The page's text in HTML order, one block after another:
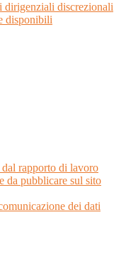
dirigenziali discrezionali
disponibili
rapporto di lavoro
da pubblicare sul sito
dei dati